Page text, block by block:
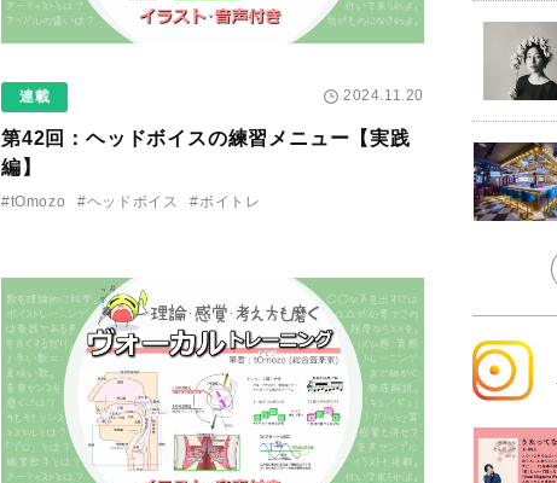
連載 2024.11.20
第42回：ヘッドボイスの練習メニュー【実践
編】
#tOmozo #ヘッドボイス #ボイトレ